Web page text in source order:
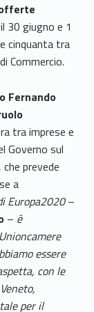
30 giugno e 1
cinquanta tra
Commercio.
Fernando
tra imprese e
Governo sul
prevede
a
Europa2020–
– è
essere
con le
per il